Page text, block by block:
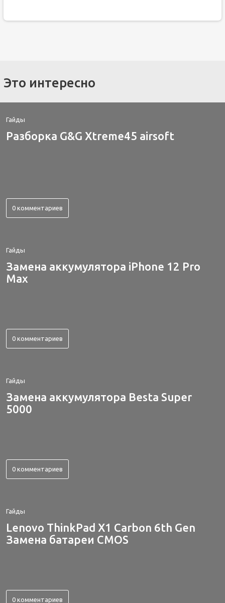
Это интересно
Гайды
Разборка G&G Xtreme45 airsoft
0 комментариев
Гайды
Замена аккумулятора iPhone 12 Pro
Max
0 комментариев
Гайды
Замена аккумулятора Besta Super
5000
0 комментариев
Гайды
Lenovo ThinkPad X1 Carbon 6th Gen
Замена батареи CMOS
0 комментариев